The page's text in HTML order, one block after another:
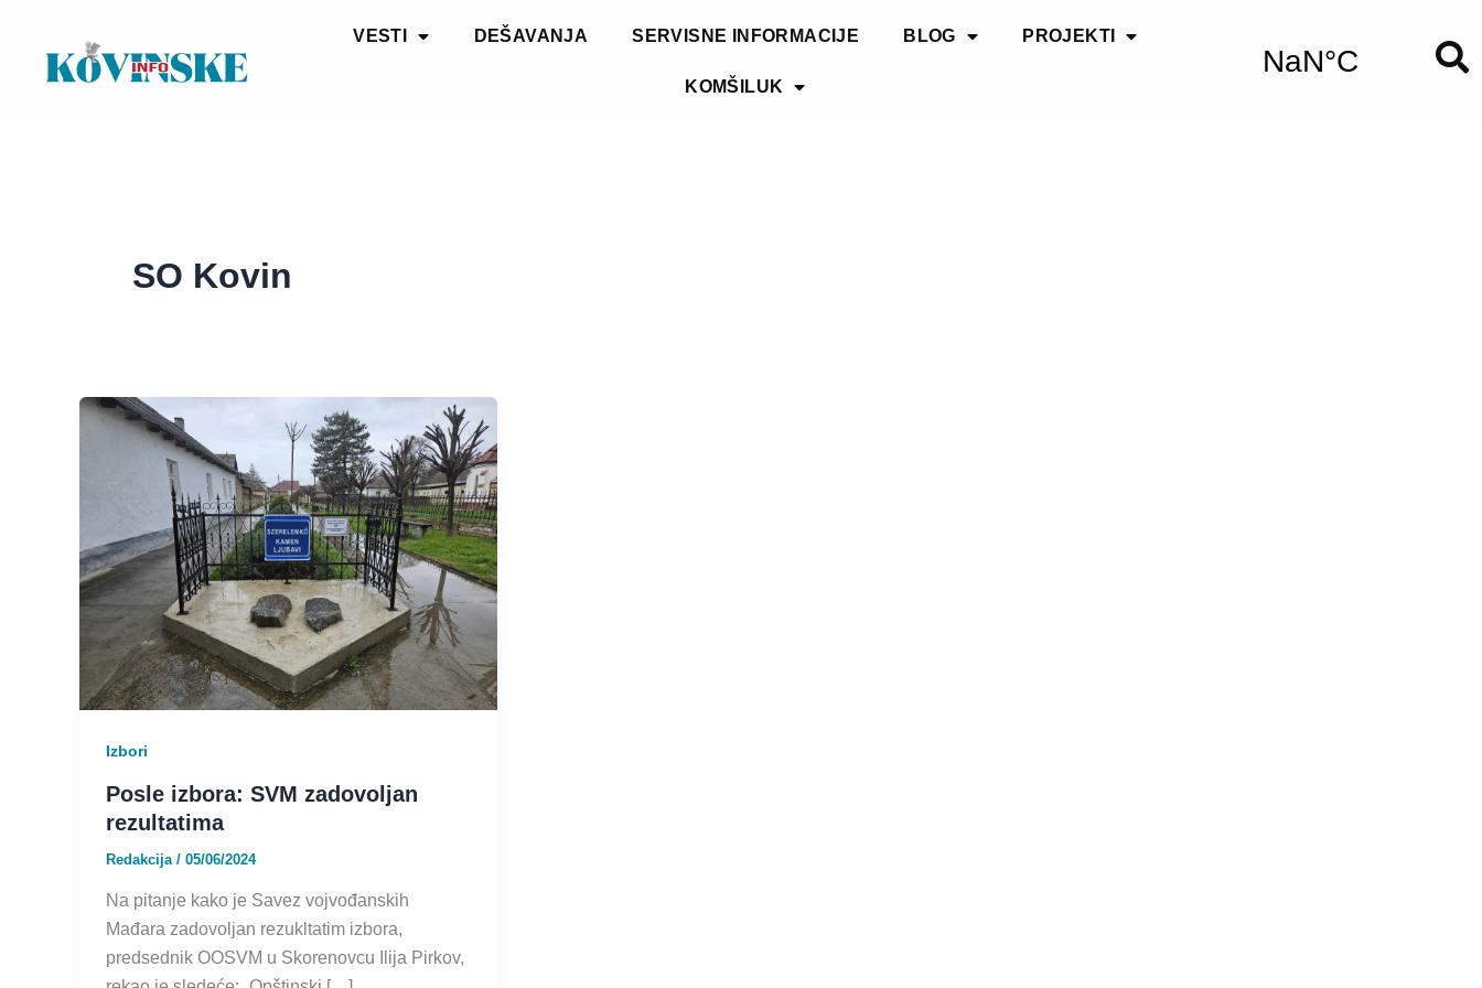
VESTI DEŠAVANJA SERVISNE INFORMACIJE BLOG PROJEKTI
KOMŠILUK
SO Kovin
Izbori
Posle izbora: SVM zadovoljan
rezultatima
Redakcija / 05/06/2024
Na pitanje kako je Savez vojvođanskih
Mađara zadovoljan rezukltatim izbora,
predsednik OOSVM u Skorenovcu Ilija Pirkov,